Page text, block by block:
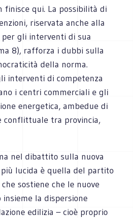
finisce qui. La possibilità di
riservata anche alla
gli interventi di sua
8), rafforza i dubbi sulla
della norma.
interventi di competenza
i centri commerciali e gli
energetica, ambedue di
conflittuale tra provincia,
nel dibattito sulla nuova
lucida è quella del partito
sostiene che le nuove
la dispersione
edilizia – cioè proprio